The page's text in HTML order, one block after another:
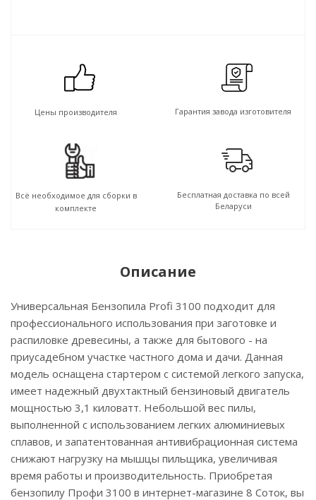
Цены производителя Гарантия завода изготовителя
Всё необходимое для сборки в
комплекте
Бесплатная доставка по всей
Беларуси
Описание
Универсальная Бензопила Profi 3100 подходит для
профессионального использования при заготовке и
распиловке древесины, а также для бытового - на
приусадебном участке частного дома и дачи. Данная
модель оснащена стартером с системой легкого запуска,
имеет надежный двухтактный бензиновый двигатель
мощностью 3,1 киловатт. Небольшой вес пилы,
выполненной с использованием легких алюминиевых
сплавов, и запатентованная антивибрационная система
снижают нагрузку на мышцы пильщика, увеличивая
время работы и производительность. Приобретая
бензопилу Профи 3100 в интернет-магазине 8 Соток, вы